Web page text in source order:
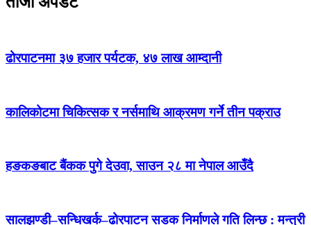
ढोरपाटनमा ३७ हजार पर्यटक, ४७ लाख आम्दानी
कालिकोटमा चिकित्सक र नर्समाथि आक्रमण गर्ने तीन पक्राउ
हङकङबाट बैंकक पुगे देउवा, साउन २८ मा नेपाल आउँदै
सालझण्डी–सन्धिखर्क–ढोरपाटन सडक निर्माणले गति लिन्छ : मन्त्री